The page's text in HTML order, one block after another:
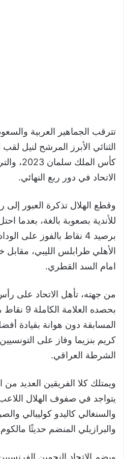
تترقب الجماهير العربية
الثنائي الأبرز المرشح لنيل لقب
كأس
الاتحاد في دور ربع النهائي.
وقطع الهلال تذكرة العبور إلى
للأندية بصعوبة بالغة، بعدما
برصيد 4 نقاط بالفوز على
الأهلي طرابلس الليبي، مقابل
امام السد القطري.
من جهته، تأهل الاتحاد على
كريم بنزيما وفاز على
الشرطة العراقي.
ويمتلك كلا الفريقين العديد
يتواجد في صفوف الهلال اللاعب
والسنغالي كاليدو كوليبالي
والبرازيلي المنضم حديثًا
ويضم الاتحاد النجمين